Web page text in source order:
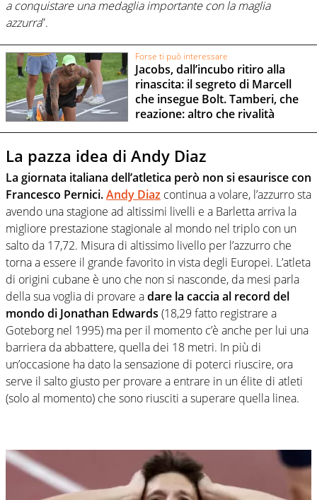
a conquistare una medaglia importante con la maglia
azzurra”.
Forse ti può interessare
Jacobs, dall’incubo ritiro alla
rinascita: il segreto di Marcell
che insegue Bolt. Tamberi, che
reazione: altro che rivalità
La pazza idea di Andy Diaz
La giornata italiana dell’atletica però non si esaurisce con
Francesco Pernici.Andy Diaz continua a volare, l’azzurro sta
avendo una stagione ad altissimi livelli e a Barletta arriva la
migliore prestazione stagionale al mondo nel triplo con un
salto da 17,72. Misura di altissimo livello per l’azzurro che
torna a essere il grande favorito in vista degli Europei. L’atleta
di origini cubane è uno che non si nasconde, da mesi parla
della sua voglia di provare adare la caccia al record del
mondo di Jonathan Edwards (18,29 fatto registrare a
Goteborg nel 1995) ma per il momento c’è anche per lui una
barriera da abbattere, quella dei 18 metri. In più di
un’occasione ha dato la sensazione di poterci riuscire, ora
serve il salto giusto per provare a entrare in un élite di atleti
(solo al momento) che sono riusciti a superare quella linea.